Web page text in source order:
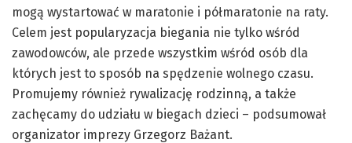
mogą wystartować w maratonie i półmaratonie na raty.
Celem jest popularyzacja biegania nie tylko wśród
zawodowców, ale przede wszystkim wśród osób dla
których jest to sposób na spędzenie wolnego czasu.
Promujemy również rywalizację rodzinną, a także
zachęcamy do udziału w biegach dzieci – podsumował
organizator imprezy Grzegorz Bażant.